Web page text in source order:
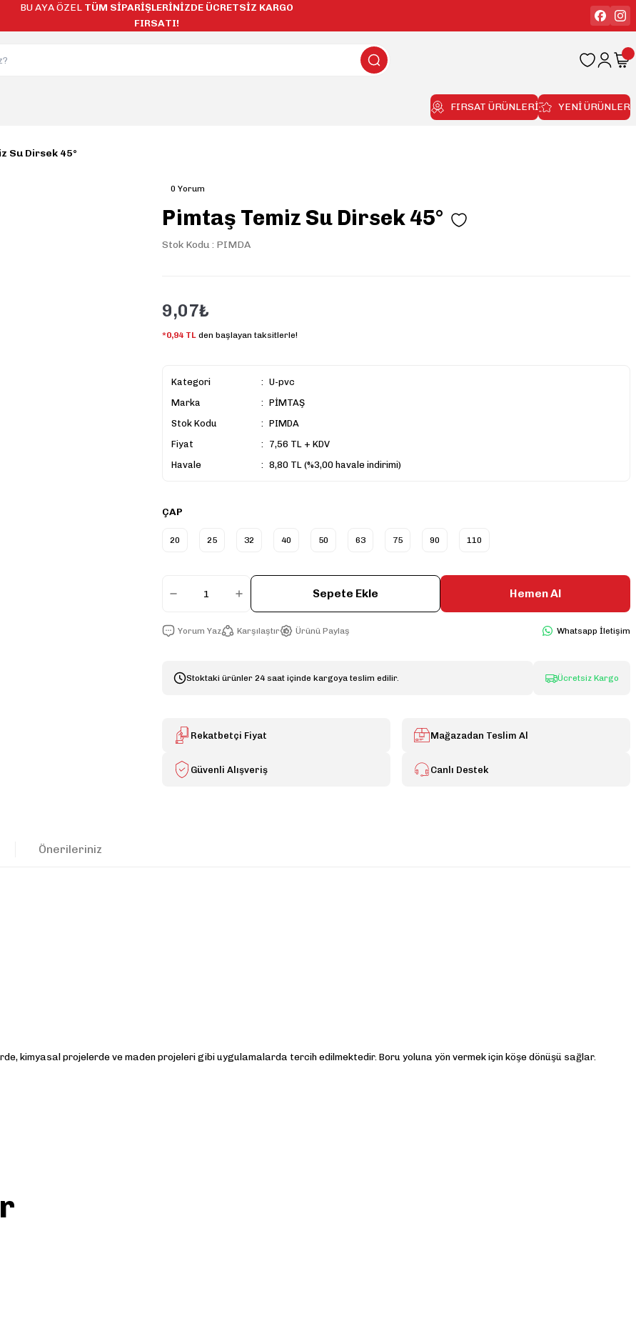
BU AYA ÖZEL TÜM SİPARİŞLERİNİZDE ÜCRETSİZ KARGO
FIRSATI!
FIRSAT ÜRÜNLERİ YENİ ÜRÜNLER
Su Dirsek 45°
0 Yorum
Pimtaş Temiz Su Dirsek 45°
Stok Kodu : PIMDA
9,07₺
*0,94 TL den başlayan taksitlerle!
Kategori
U-pvc
Marka
PİMTAŞ
Stok Kodu
PIMDA
Fiyat
7,56 TL + KDV
Havale
8,80 TL (%3,00 havale indirimi)
ÇAP
20 25 32 40 50 63 75 90 110
Sepete Ekle Hemen Al
Yorum Yaz Karşılaştır Ürünü Paylaş Whatsapp İletişim
Stoktaki ürünler 24 saat içinde kargoya teslim edilir. Ücretsiz Kargo
Rekatbetçi Fiyat Mağazadan Teslim Al
Güvenli Alışveriş Canlı Destek
Önerileriniz
kimyasal projelerde ve maden projeleri gibi uygulamalarda tercih edilmektedir. Boru yoluna yön vermek için köşe dönüşü sağlar.